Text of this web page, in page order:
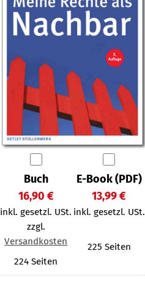
Buch
16,90 €
inkl. gesetzl. USt.
zzgl.
Versandkosten
224 Seiten
E-Book (PDF)
13,99 €
inkl. gesetzl. USt.
225 Seiten